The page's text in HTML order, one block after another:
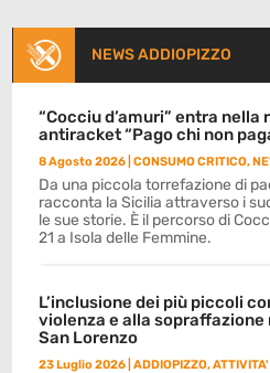
NEWS ADDIOPIZZO
“Cocciu d’amuri” entra
antiracket “Pago chi non
8 Agosto 2026 |CONSUMO CRITICO,
Da una piccola torrefazione di
racconta la Sicilia attraverso i
le sue storie. È il percorso di
21 a Isola delle Femmine.
L’inclusione dei più piccoli
violenza e alla
San Lorenzo
23 Luglio 2026 |ADDIOPIZZO,